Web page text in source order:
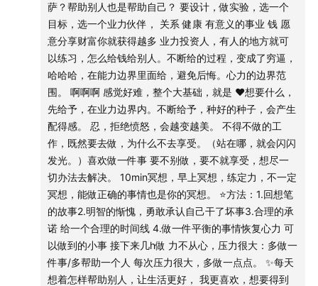
萨？帮助别人也是帮助自己？ 要设计，做实验，选一个
目标，选一个业力伙伴， 关系 健康 有意义的事业 钱 愿
意分享财富你就获得越多 业力投资人，有人的地方就可
以练习，怎么给钱给别人。不断给的过程，变成了穷逼，
哈哈哈，在能力边界里面给，避免后悔。心力的边界范
围。 啊啊啊 感觉好难，整个大基础，就是 ❤️想要什么，
先给予，在业力边界内。不断给予，种好的种子，会产生
配得感。 忍，拒绝愤怒，会越变越美。 不得不做的工
作，既然要去做，为什么不去享受。（站在哪，就会闪闪
发光。）喜欢做一件事 要不别做，要不就享受，想尽一
切办法去解决。 10min冥想，早上冥想，练定力，不一定
冥想，能做正确的事情也是你的冥想。 ⭐方法：1.回想笔
的故事2.明智的惭愧，勇敢承认自己干了坏事3.合理的承
诺 给一个合理的时间线 4.做一件平衡的事情恢复心力 可
以做到的小事 接下来几h做 力不从心，压力很大：多做一
件事/多帮助一个人 每次压力很大，多做一点点。 ✨每天
想着怎样帮助别人，让生活更好， 我更喜欢，想要得到